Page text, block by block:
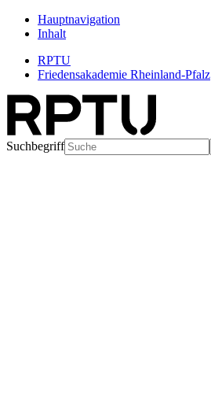
Hauptnavigation
Inhalt
RPTU
Friedensakademie Rheinland-Pfalz
Suchbegriff